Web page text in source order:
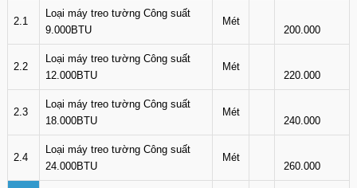
2.1
Loại máy treo tường Công suất
9.000BTU
Mét
200.000
2.2
Loại máy treo tường Công suất
12.000BTU
Mét
220.000
2.3
Loại máy treo tường Công suất
18.000BTU
Mét
240.000
2.4
Loại máy treo tường Công suất
24.000BTU
Mét
260.000